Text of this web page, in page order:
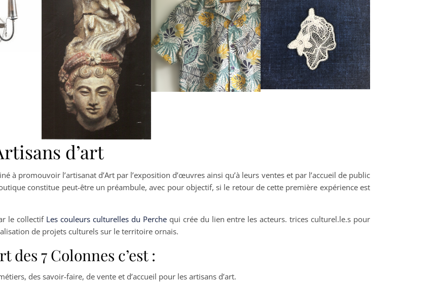
d’art
à promouvoir l’artisanat d’Art par l’exposition d’œuvres ainsi qu’à leurs ventes et par l’accueil de public
constitue peut-être un préambule, avec pour objectif, si le retour de cette première expérience est
le collectif Les couleurs culturelles du Perchequi crée du lien entre les acteurs. trices culturel.le.s pour
de projets culturels sur le territoire ornais.
des 7 Colonnes c’est :
des savoir-faire, de vente et d’accueil pour les artisans d’art.